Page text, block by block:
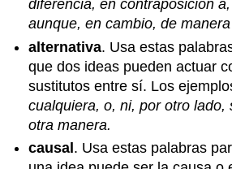
diferencia, en contraposición
aunque, en cambio, de
alternativa. Usa estas
que dos ideas pueden actuar
sustitutos entre sí. Los
cualquiera, o, ni, por otro lado,
otra manera.
causal . Usa estas palabras